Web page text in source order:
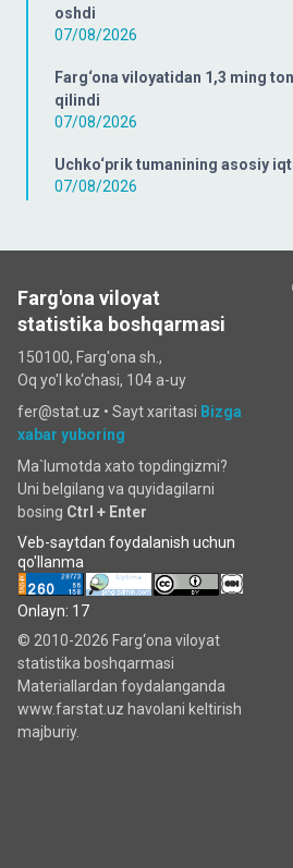
oshdi
07/08/2026
Farg‘ona viloyatidan 1,3 ming
qilindi
07/08/2026
Uchko‘prik tumanining asosiy
07/08/2026
Farg'ona viloyat
statistika boshqarmasi
150100, Farg'ona sh.,
Oq yo'l ko‘chаsi, 104 a-uy
fer@stat.uz • Sayt xaritasi Bizga
xabar yuboring
Ma`lumotda xato topdingizmi?
Uni belgilang va quyidagilarni
bosing Ctrl + Enter
Veb-saytdan foydalanish uchun
qo'llanma
Onlayn: 17
© 2010-2026 Farg‘ona viloyat
statistika boshqarmasi
Materiallardan foydalanganda
www.farstat.uz havolani keltirish
majburiy.